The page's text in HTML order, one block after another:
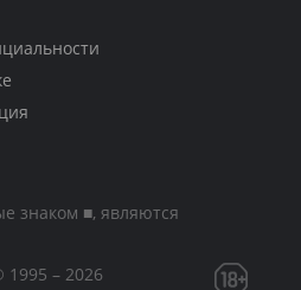
знаком ■, являются
– 2026